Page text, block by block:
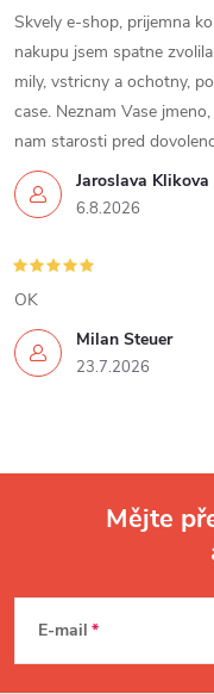
Jaroslava Klikova
6.8.2026
Skvely e-shop, prijemna
nakupu jsem spatne
mily, vstricny a ochotny,
case. Neznam Vase
nam starosti pred
Milan Steuer
23.7.2026
OK
Mějte
E-mail